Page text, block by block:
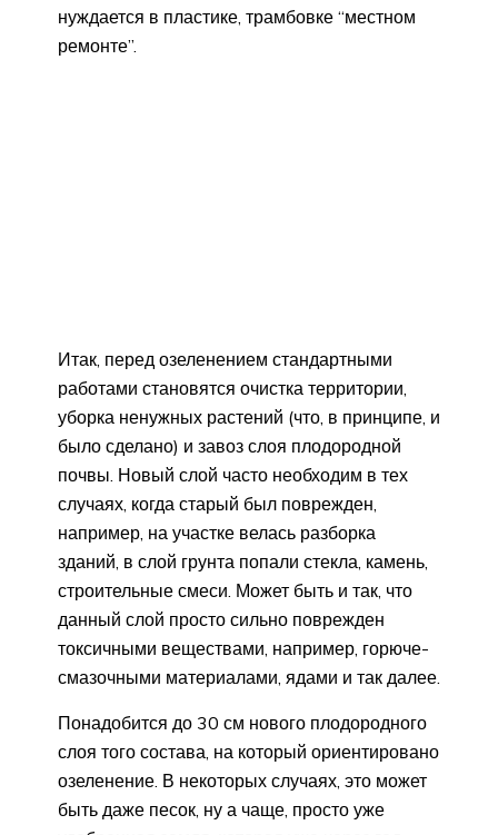
нуждается в пластике, трамбовке “местном
ремонте”.
Итак, перед озеленением стандартными
работами становятся очистка территории,
уборка ненужных растений (что, в принципе, и
было сделано) и завоз слоя плодородной
почвы. Новый слой часто необходим в тех
случаях, когда старый был поврежден,
например, на участке велась разборка
зданий, в слой грунта попали стекла, камень,
строительные смеси. Может быть и так, что
данный слой просто сильно поврежден
токсичными веществами, например, горюче-
смазочными материалами, ядами и так далее.
Понадобится до 30 см нового плодородного
слоя того состава, на который ориентировано
озеленение. В некоторых случаях, это может
быть даже песок, ну а чаще, просто уже